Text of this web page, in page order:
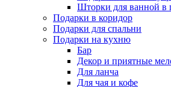
Шторки для ванной в
Подарки в коридор
Подарки для спальни
Подарки на кухню
Бар
Декор и приятные
Для ланча
Для чая и кофе